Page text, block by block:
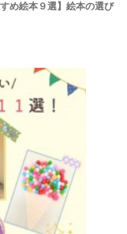
め絵本９選】絵本の選び